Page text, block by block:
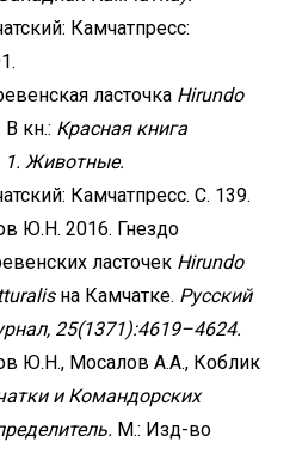
Камчатпресс:
ласточка Hirundo
В кн.: Красная книга
1. Животные.
Камчатпресс. С. 139.
Ю.Н. 2016. Гнездо
ласточек Hirundo
на Камчатке. Русский
25(1371):4619–4624.
Ю.Н., Мосалов А.А., Коблик
и Командорских
М.: Изд-во